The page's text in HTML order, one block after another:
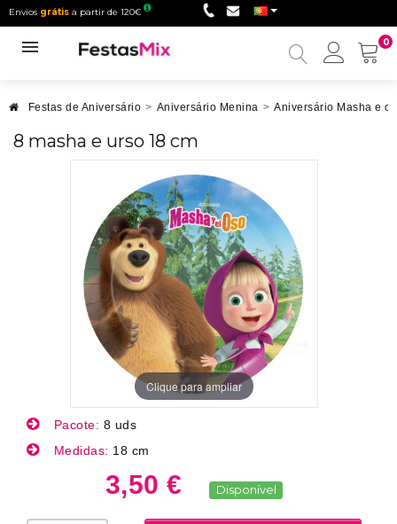
Envios grátis a partir de 120€
0
Minha
Festas de Aniversário > Aniversário Menina > Aniversário Masha e o
8 masha e urso 18 cm
Clique para ampliar
Pacote: 8 uds
Medidas: 18 cm
3,50 € Disponível